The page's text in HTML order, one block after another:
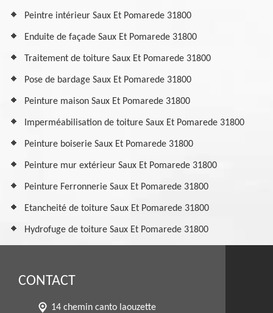
Peintre intérieur Saux Et Pomarede 31800
Enduite de façade Saux Et Pomarede 31800
Traitement de toiture Saux Et Pomarede 31800
Pose de bardage Saux Et Pomarede 31800
Peinture maison Saux Et Pomarede 31800
Imperméabilisation de toiture Saux Et Pomarede 31800
Peinture boiserie Saux Et Pomarede 31800
Peinture mur extérieur Saux Et Pomarede 31800
Peinture Ferronnerie Saux Et Pomarede 31800
Etancheité de toiture Saux Et Pomarede 31800
Hydrofuge de toiture Saux Et Pomarede 31800
CONTACT
14 chemin canto laouzette